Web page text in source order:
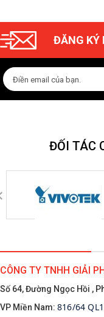
ĐĂNG KÝ
ĐỐI TÁC
CÔNG TY TNHH GIẢI
Số 64, Đường Ngọc Hồi ,
VP Miền Nam: 816/64